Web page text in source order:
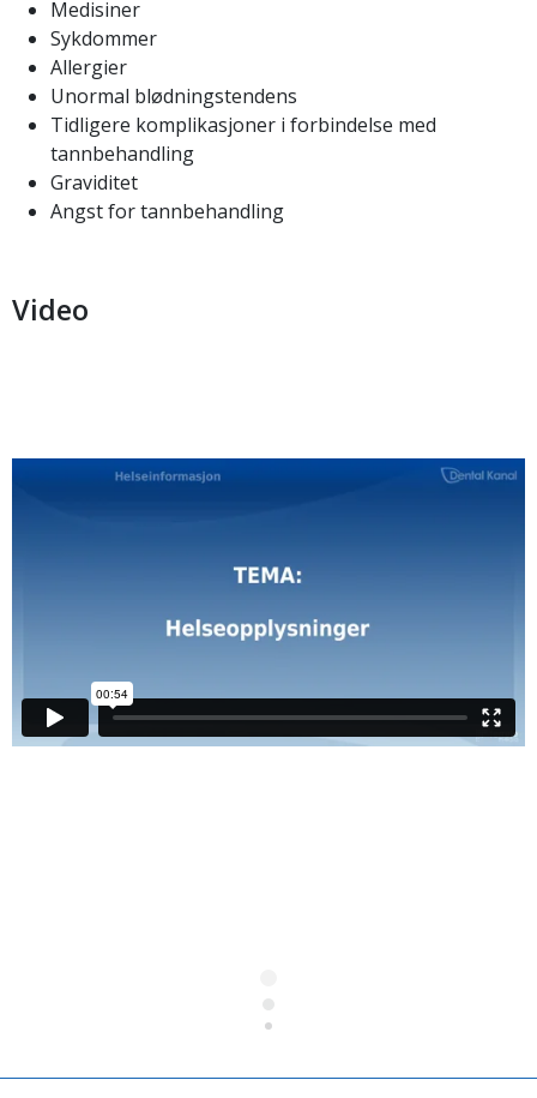
Medisiner
Sykdommer
Allergier
Unormal blødningstendens
Tidligere komplikasjoner i forbindelse med
tannbehandling
Graviditet
Angst for tannbehandling
Video